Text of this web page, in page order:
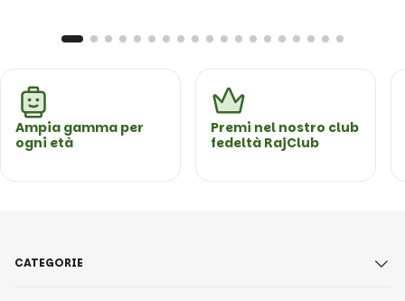
Ampia gamma per
ogni età
Premi nel nostro club
fedeltà RajClub
CATEGORIE